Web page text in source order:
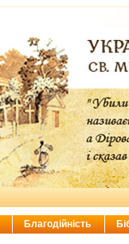
Благодійність